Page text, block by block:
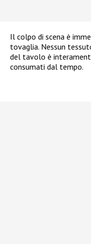
Il colpo di scena è
tovaglia. Nessun
del tavolo è
consumati dal tempo.